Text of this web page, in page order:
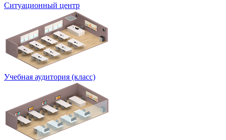
Ситуационный центр
Учебная аудитория (класс)